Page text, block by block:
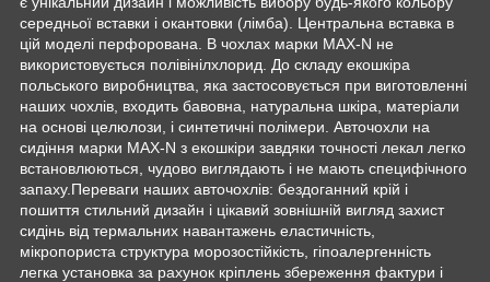
середньої вставки і окантовки (лімба). Центральна вставка в
цій моделі перфорована. В чохлах марки MAX-N не
використовується полівінілхлорид. До складу екошкіра
польського виробництва, яка застосовується при виготовленні
наших чохлів, входить бавовна, натуральна шкіра, матеріали
на основі целюлози, і синтетичні полімери. Авточохли на
сидіння марки MAX-N з екошкіри завдяки точності лекал легко
встановлюються, чудово виглядають і не мають специфічного
запаху.Переваги наших авточохлів: бездоганний крій і
пошиття стильний дизайн і цікавий зовнішній вигляд захист
сидінь від термальних навантажень еластичність,
мікропориста структура морозостійкість, гіпоалергенність
легка установка за рахунок кріплень збереження фактури і